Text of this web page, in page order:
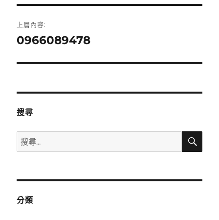
章
上層內容:
0966089478
搜尋
搜
尋
鍵
搜
分類